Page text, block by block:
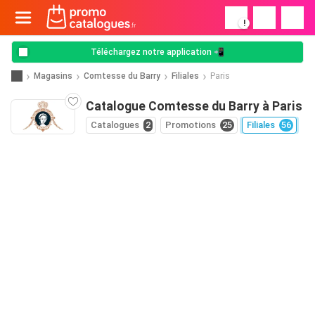
!
Téléchargez notre application 📲
Magasins Comtesse du Barry Filiales Paris
Catalogue Comtesse du Barry à Paris
Catalogues 2 Promotions 25 Filiales 56